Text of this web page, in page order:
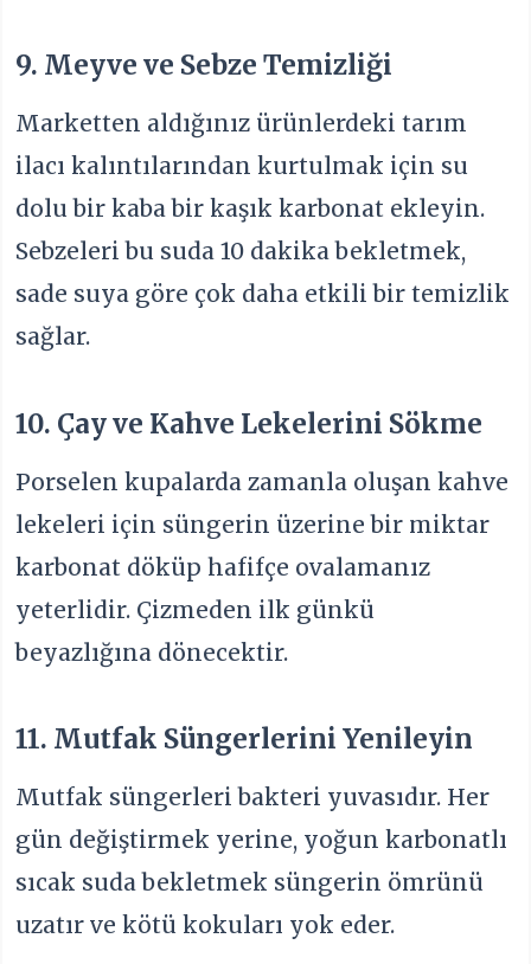
9. Meyve ve Sebze Temizliği
Marketten aldığınız ürünlerdeki tarım
ilacı kalıntılarından kurtulmak için su
dolu bir kaba bir kaşık karbonat ekleyin.
Sebzeleri bu suda 10 dakika bekletmek,
sade suya göre çok daha etkili bir temizlik
sağlar.
10. Çay ve Kahve Lekelerini Sökme
Porselen kupalarda zamanla oluşan kahve
lekeleri için süngerin üzerine bir miktar
karbonat döküp hafifçe ovalamanız
yeterlidir. Çizmeden ilk günkü
beyazlığına dönecektir.
11. Mutfak Süngerlerini Yenileyin
Mutfak süngerleri bakteri yuvasıdır. Her
gün değiştirmek yerine, yoğun karbonatlı
sıcak suda bekletmek süngerin ömrünü
uzatır ve kötü kokuları yok eder.